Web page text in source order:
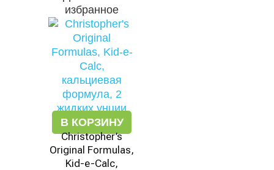
избранное
В КОРЗИНУ
Christopher’s
Original Formulas,
Kid-e-Calc,